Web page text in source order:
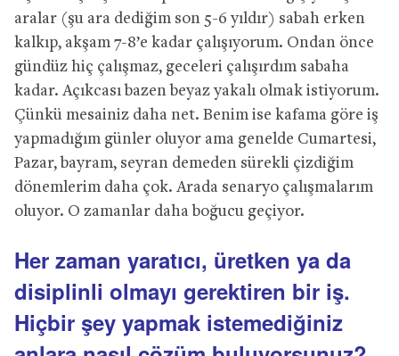
aralar (şu ara dediğim son 5-6 yıldır) sabah erken
kalkıp, akşam 7-8’e kadar çalışıyorum. Ondan önce
gündüz hiç çalışmaz, geceleri çalışırdım sabaha
kadar. Açıkcası bazen beyaz yakalı olmak istiyorum.
Çünkü mesainiz daha net. Benim ise kafama göre iş
yapmadığım günler oluyor ama genelde Cumartesi,
Pazar, bayram, seyran demeden sürekli çizdiğim
dönemlerim daha çok. Arada senaryo çalışmalarım
oluyor. O zamanlar daha boğucu geçiyor.
Her zaman yaratıcı, üretken ya da
disiplinli olmayı gerektiren bir iş.
Hiçbir şey yapmak istemediğiniz